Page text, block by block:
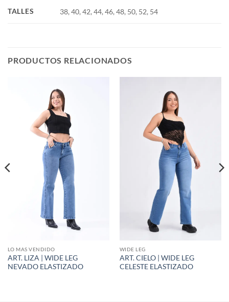
TALLES 38, 40, 42, 44, 46, 48, 50, 52, 54
PRODUCTOS RELACIONADOS
LO MAS VENDIDO
ART. LIZA | WIDE LEG
NEVADO ELASTIZADO
WIDE LEG
ART. CIELO | WIDE LEG
CELESTE ELASTIZADO